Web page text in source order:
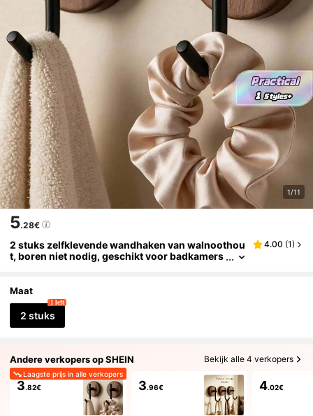
1/11
5.28€
2 stuks zelfklevende wandhaken van walnoothou
t, boren niet nodig, geschikt voor badkamers
4.00 (1)
Maat
2 stuks
1 left
Andere verkopers op SHEIN Bekijk alle 4 verkopers
Laagste prijs in alle verkopers
3.82€ 3.96€ 4.02€